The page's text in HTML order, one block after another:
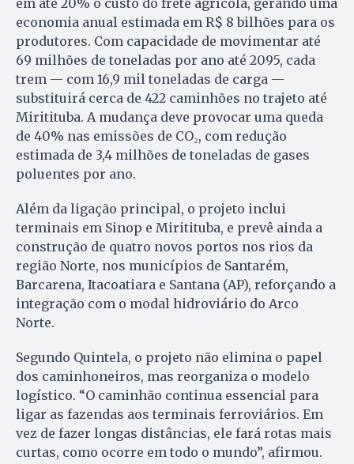
em até 20% o custo do frete agrícola, gerando uma
economia anual estimada em R$ 8 bilhões para os
produtores. Com capacidade de movimentar até
69 milhões de toneladas por ano até 2095, cada
trem — com 16,9 mil toneladas de carga —
substituirá cerca de 422 caminhões no trajeto até
Miritituba. A mudança deve provocar uma queda
de 40% nas emissões de CO₂, com redução
estimada de 3,4 milhões de toneladas de gases
poluentes por ano.
Além da ligação principal, o projeto inclui
terminais em Sinop e Miritituba, e prevê ainda a
construção de quatro novos portos nos rios da
região Norte, nos municípios de Santarém,
Barcarena, Itacoatiara e Santana (AP), reforçando a
integração com o modal hidroviário do Arco
Norte.
Segundo Quintela, o projeto não elimina o papel
dos caminhoneiros, mas reorganiza o modelo
logístico. “O caminhão continua essencial para
ligar as fazendas aos terminais ferroviários. Em
vez de fazer longas distâncias, ele fará rotas mais
curtas, como ocorre em todo o mundo”, afirmou.